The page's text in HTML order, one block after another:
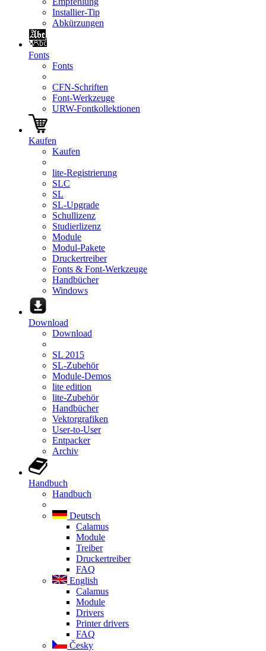
Installier-Tip
Abkürzungen
Fonts
Fonts
CFN-Schriften
Font-Werkzeuge
URW-Fontkollektionen
Kaufen
Kaufen
lite-Registrierung
SLC
SL
SL-Upgrade
Schullizenz
Studierlizenz
Module
Modul-Pakete
Druckertreiber
Fonts & Font-Werkzeuge
Handbücher
Windows
Download
Download
SL 2015
SL-Zubehör
Module-Demos
lite edition
lite-Zubehör
Handbücher
Vektorgrafiken
User-to-User
Entpacker
Archiv
Handbuch
Handbuch
Deutsch
Calamus
Module
Treiber
Druckertreiber
FAQ
English
Calamus
Module
Drivers
Printer drivers
FAQ
Česky